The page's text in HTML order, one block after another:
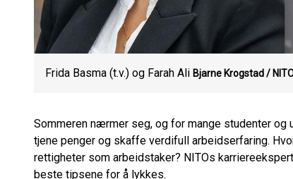
Frida Basma (t.v.) og Farah Ali Bjarne Krogstad /
Sommeren nærmer seg, og for mange studenter
tjene penger og skaffe verdifull arbeidserfaring.
rettigheter som arbeidstaker? NITOs
beste tipsene for å lykkes.